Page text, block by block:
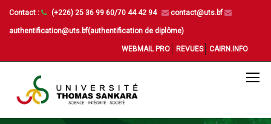
Contact : (+226) 25 36 99 60/70 44 42 94 contact@uts.bf
authentification@uts.bf(authentification de diplôme)
WEBMAIL PRO REVUES CAIRN.INFO